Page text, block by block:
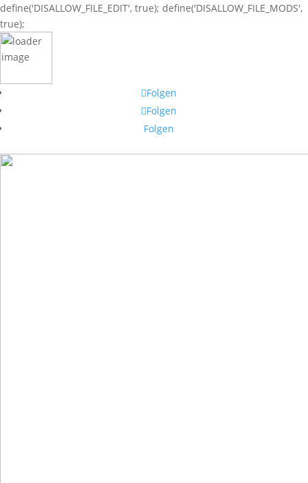
define('DISALLOW_FILE_EDIT', true); define('DISALLOW_FILE_MODS',
true);
Folgen
Folgen
Folgen